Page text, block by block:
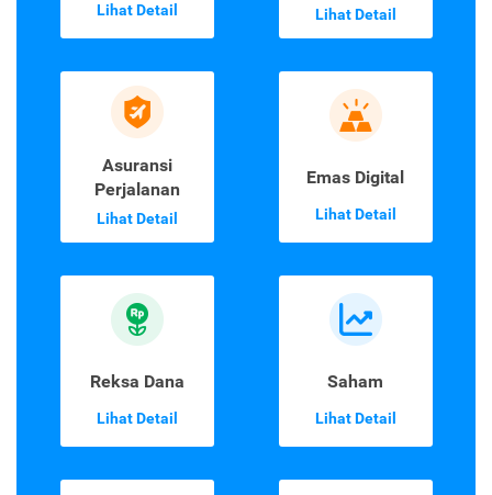
Lihat Detail Lihat Detail
Asuransi
Perjalanan
Lihat Detail
Emas Digital
Lihat Detail
Reksa Dana
Lihat Detail
Saham
Lihat Detail